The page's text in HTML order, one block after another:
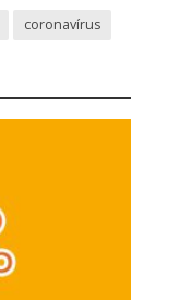
coronavírus